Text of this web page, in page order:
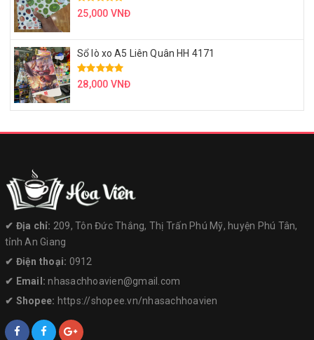
25,000 VNĐ
Sổ lò xo A5 Liên Quân HH 4171
28,000 VNĐ
✔︎ Địa chỉ: 209, Tôn Đức Thắng, Thị Trấn Phú Mỹ, huyện Phú Tân,
tỉnh An Giang
✔︎ Điện thoại: 0912
✔︎ Email:nhasachhoavien@gmail.com
✔︎ Shopee: https://shopee.vn/nhasachhoavien